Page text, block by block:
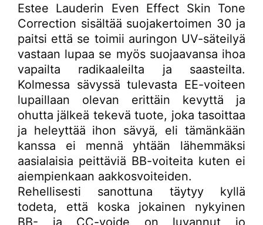
Estee Lauderin Even Effect Skin Tone
Correction sisältää suojakertoimen 30 ja
paitsi että se toimii auringon UV-säteilyä
vastaan lupaa se myös suojaavansa ihoa
vapailta radikaaleilta ja saasteilta.
Kolmessa sävyssä tulevasta EE-voiteen
lupaillaan olevan erittäin kevyttä ja
ohutta jälkeä tekevä tuote, joka tasoittaa
ja heleyttää ihon sävyä, eli tämänkään
kanssa ei mennä yhtään lähemmäksi
aasialaisia peittäviä BB-voiteita kuten ei
aiempienkaan aakkosvoiteiden.
Rehellisesti sanottuna täytyy kyllä
todeta, että koska jokainen nykyinen
BB- ja CC-voide on luvannut jo